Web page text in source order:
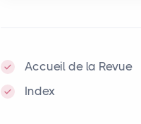
Accueil de la Revue
Index